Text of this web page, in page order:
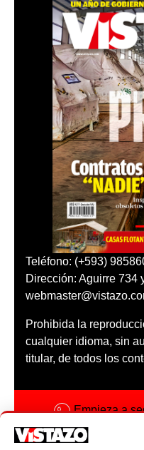
Teléfono: (+593)
Dirección: Aguirre 734
Prohibida la
cualquier idioma, sin
titular, de todos los
Empieza a